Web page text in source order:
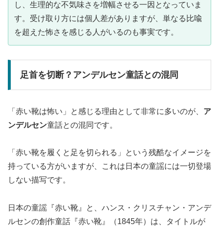
し、生理的な不気味さを増幅させる一因となっていま
す。受け取り方には個人差がありますが、単なる比喩
を超えた怖さを感じる人がいるのも事実です。
足首を切断？アンデルセン童話との混同
「赤い靴は怖い」と感じる理由として非常に多いのが、 ア
ンデルセン童話との混同です。
「赤い靴を履くと足を切られる」という残酷なイメージを
持っている方がいますが、これは日本の童謡には一切登場
しない描写です。
日本の童謡『赤い靴』と、ハンス・クリスチャン・アンデ
ルセンの創作童話『赤い靴』（1845年）は、タイトルが